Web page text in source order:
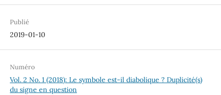
Publié
2019-01-10
Numéro
Vol. 2 No. 1 (2018): Le symbole est-il diabolique ? Duplicité(s)
du signe en question